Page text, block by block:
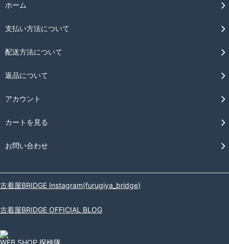
ホーム
支払い方法について
配送方法について
返品について
アカウント
カートを見る
お問い合わせ
古着屋BRIDGE Instagram(furugiya_bridge)
古着屋BRIDGE OFFICIAL BLOG